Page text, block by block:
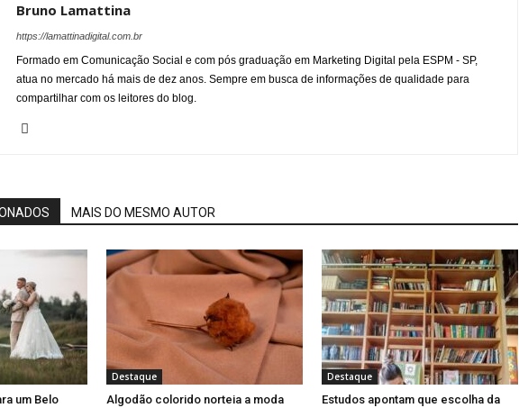
Bruno Lamattina
https://lamattinadigital.com.br
Formado em Comunicação Social e com pós graduação em Marketing Digital pela ESPM - SP,
atua no mercado há mais de dez anos. Sempre em busca de informações de qualidade para
compartilhar com os leitores do blog.
MAIS DO MESMO AUTOR
um Belo
Destaque
Algodão colorido norteia a moda
Destaque
Estudos apontam que escolha da